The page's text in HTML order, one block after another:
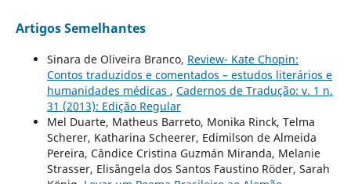
Artigos Semelhantes
Sinara de Oliveira Branco, Review- Kate Chopin:
Contos traduzidos e comentados – estudos literários e
humanidades médicas , Cadernos de Tradução: v. 1 n.
31 (2013): Edição Regular
Mel Duarte, Matheus Barreto, Monika Rinck, Telma
Scherer, Katharina Scheerer, Edimilson de Almeida
Pereira, Cândice Cristina Guzmán Miranda, Melanie
Strasser, Elisângela dos Santos Faustino Röder, Sarah